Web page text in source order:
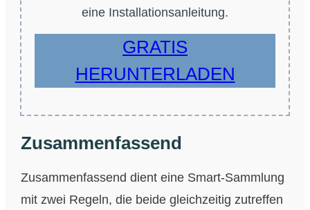
eine Installationsanleitung.
GRATIS
HERUNTERLADEN
Zusammenfassend
Zusammenfassend dient eine Smart-Sammlung
mit zwei Regeln, die beide gleichzeitig zutreffen